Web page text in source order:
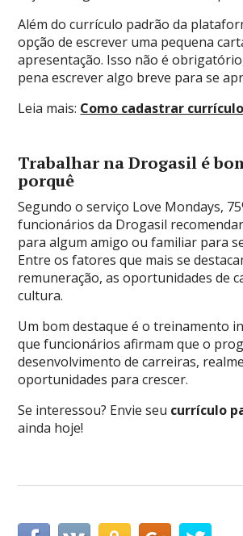
Além do currículo padrão da
opção de escrever uma pequena
apresentação. Isso não é
pena escrever algo breve para se
Leia mais: Como cadastrar
Trabalhar na Drogasil é
porquê
Segundo o serviço Love Mondays,
funcionários da Drogasil
para algum amigo ou familiar para
Entre os fatores que mais se
remuneração, as oportunidades de
cultura.
Um bom destaque é o treinamento
que funcionários afirmam que o
desenvolvimento de carreiras,
oportunidades para crescer.
Se interessou? Envie seu currículo
ainda hoje!